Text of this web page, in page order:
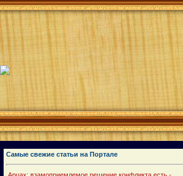
Самые свежие статьи на Портале